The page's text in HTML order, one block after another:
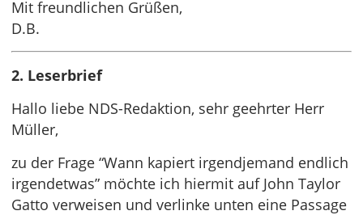
Mit freundlichen Grüßen,
D.B.
2. Leserbrief
Hallo liebe NDS-Redaktion, sehr geehrter Herr
Müller,
zu der Frage “Wann kapiert irgendjemand endlich
irgendetwas” möchte ich hiermit auf John Taylor
Gatto verweisen und verlinke unten eine Passage